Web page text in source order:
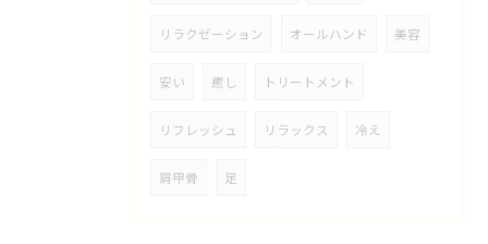
リラクゼーション オールハンド 美容
安い 癒し トリートメント
リフレッシュ リラックス 冷え
肩甲骨 足